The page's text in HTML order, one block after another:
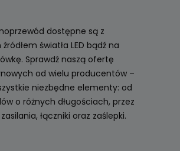
dostępne są z
światła LED bądź na
Sprawdź naszą ofertę
od wielu producentów –
niezbędne elementy: od
o różnych długościach, przez
łączniki oraz zaślepki.